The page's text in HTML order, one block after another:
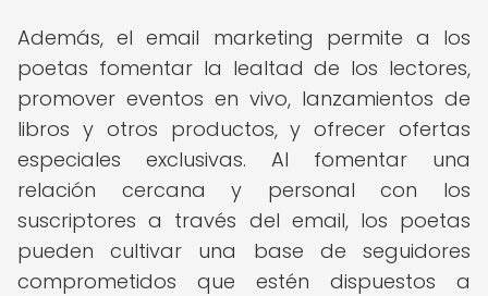
Además, el email marketing permite a los
poetas fomentar la lealtad de los lectores,
promover eventos en vivo, lanzamientos de
libros y otros productos, y ofrecer ofertas
especiales exclusivas. Al fomentar una
relación cercana y personal con los
suscriptores a través del email, los poetas
pueden cultivar una base de seguidores
comprometidos que estén dispuestos a